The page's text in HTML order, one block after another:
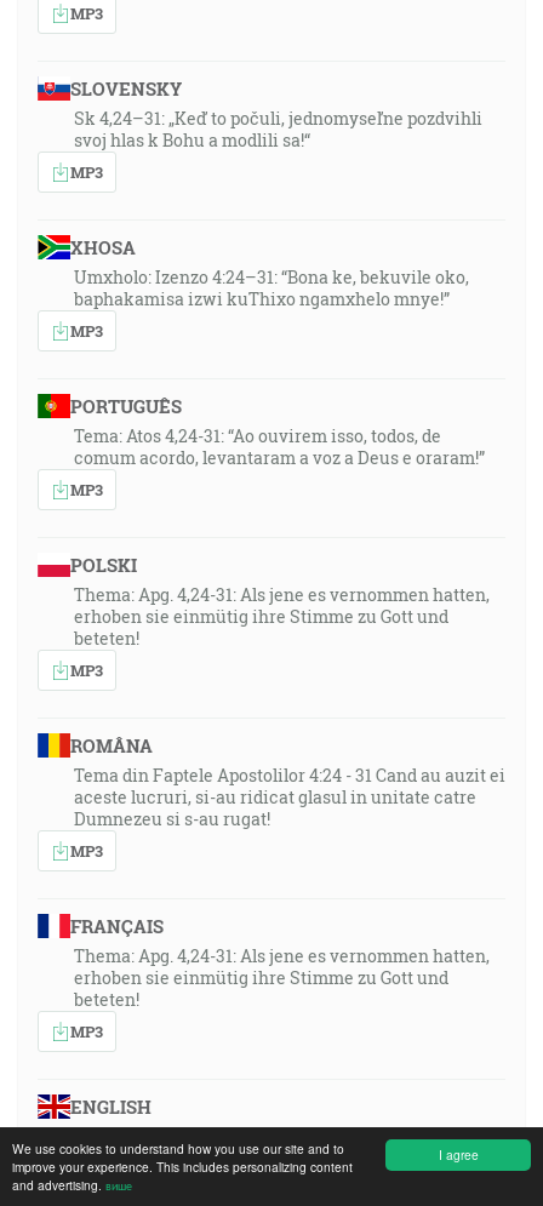
I agree
We use cookies to understand how you use our site and to
improve your experience. This includes personalizing content
and advertising. више
MP3
SLOVENSKY
Sk 4,24–31: „Keď to počuli, jednomyseľne pozdvihli
svoj hlas k Bohu a modlili sa!“
MP3
XHOSA
Umxholo: Izenzo 4:24–31: “Bona ke, bekuvile oko,
baphakamisa izwi kuThixo ngamxhelo mnye!”
MP3
PORTUGUÊS
Tema: Atos 4,24-31: “Ao ouvirem isso, todos, de
comum acordo, levantaram a voz a Deus e oraram!”
MP3
POLSKI
Thema: Apg. 4,24-31: Als jene es vernommen hatten,
erhoben sie einmütig ihre Stimme zu Gott und
beteten!
MP3
ROMÂNA
Tema din Faptele Apostolilor 4:24 - 31 Cand au auzit ei
aceste lucruri, si-au ridicat glasul in unitate catre
Dumnezeu si s-au rugat!
MP3
FRANÇAIS
Thema: Apg. 4,24-31: Als jene es vernommen hatten,
erhoben sie einmütig ihre Stimme zu Gott und
beteten!
MP3
ENGLISH
Topic: Acts 4:24–31: “When they heard this, they lifted
up their voice to God with one accord!”
MP3